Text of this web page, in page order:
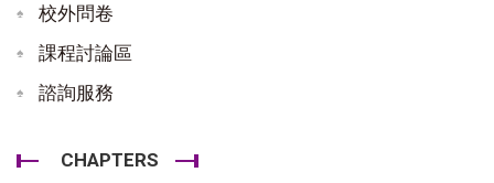
校外問卷
課程討論區
諮詢服務
CHAPTERS